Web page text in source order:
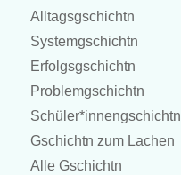
Alltagsgschichtn
Systemgschichtn
Erfolgsgschichtn
Problemgschichtn
Schüler*innengschichtn
Gschichtn zum Lachen
Alle Gschichtn